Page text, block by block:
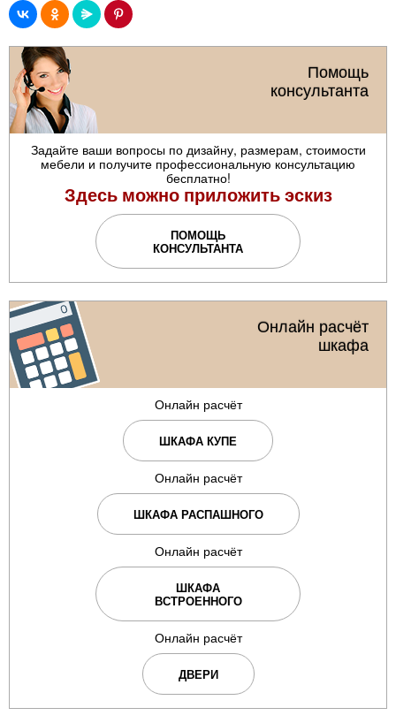
Помощь
консультанта
Задайте ваши вопросы по дизайну, размерам, стоимости
мебели и получите профессиональную консультацию
бесплатно!
Здесь можно приложить эскиз
ПОМОЩЬ
КОНСУЛЬТАНТА
Онлайн расчёт
шкафа
Онлайн расчёт
ШКАФА КУПЕ
Онлайн расчёт
ШКАФА РАСПАШНОГО
Онлайн расчёт
ШКАФА
ВСТРОЕННОГО
Онлайн расчёт
ДВЕРИ